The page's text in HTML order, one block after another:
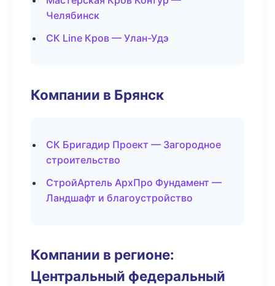
Челябинск
СК Line Кров — Улан-Удэ
Компании в Брянск
СК Бригадир Проект — Загородное
строительство
СтройАртель АрхПро Фундамент —
Ландшафт и благоустройство
Компании в регионе:
Центральный федеральный